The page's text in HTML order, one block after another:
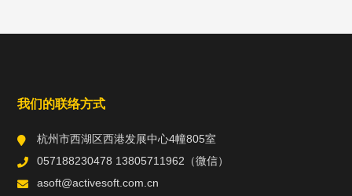
我们的联络方式
杭州市西湖区西港发展中心4幢805室
057188230478 13805711962（微信）
asoft@activesoft.com.cn